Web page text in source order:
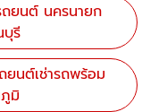
ยนต์ นครนายก
บุรี
นต์เช่ารถพร้อม
มิ